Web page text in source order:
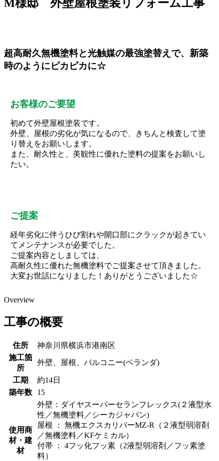
M様邸 外壁屋根塗装リフォーム工事
超高耐久無機塗料と光触媒の最強塗替えで、新築
時のようにピカピカに☆
お客様のご要望
初めて外壁屋根塗装です。
外壁、屋根の劣化が気になるので、きちんと検査して塗
り替えをお願いします。
また、耐久性と、美観性に優れた塗料の提案をお願いし
たい。
ご提案
経年劣化に伴うひび割れや開口部にクラックが起きてい
てメンテナンスが必要でした。
ご提案内容としましては、
高耐久性に優れた無機塗料でご提案させて頂きました。
大変お世話になりました！ありがとうございました☆
Overview
工事の概要
住所
神奈川県横浜市港南区
施工箇
所
外壁、屋根、バルコニー(ベランダ)
工期
約14日
築年数
15
使用商
材・建
材
外壁：ダイヤスーパーセランフレックス(２液型水
性／無機塗料／シーカジャパン)
屋根 ： 無機エクスカリバーMZ-R（２液型弱溶剤
／無機塗料／KFケミカル）
付帯 ： 4フッ化フッ素（2液型弱溶剤／フッ素塗
料）